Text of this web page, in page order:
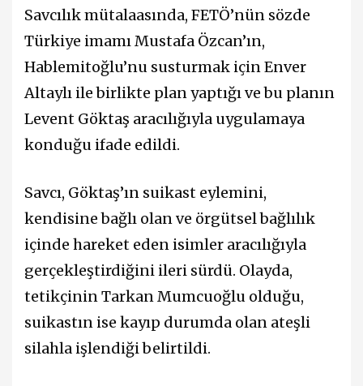
Savcılık mütalaasında, FETÖ’nün sözde
Türkiye imamı Mustafa Özcan’ın,
Hablemitoğlu’nu susturmak için Enver
Altaylı ile birlikte plan yaptığı ve bu planın
Levent Göktaş aracılığıyla uygulamaya
konduğu ifade edildi.
Savcı, Göktaş’ın suikast eylemini,
kendisine bağlı olan ve örgütsel bağlılık
içinde hareket eden isimler aracılığıyla
gerçekleştirdiğini ileri sürdü. Olayda,
tetikçinin Tarkan Mumcuoğlu olduğu,
suikastın ise kayıp durumda olan ateşli
silahla işlendiği belirtildi.